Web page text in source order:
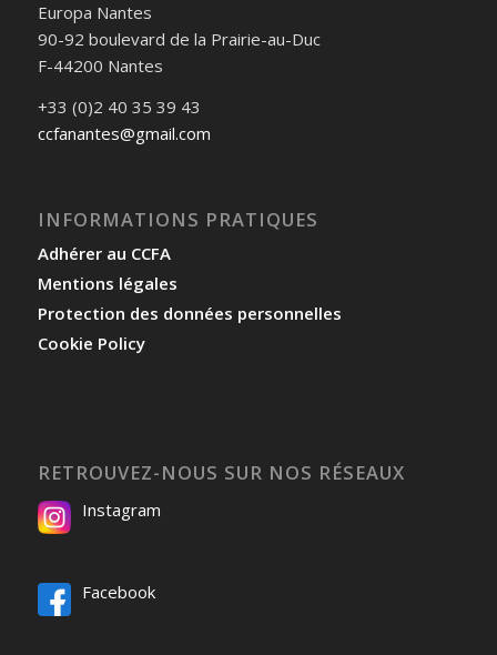
Europa Nantes
90-92 boulevard de la Prairie-au-Duc
F-44200 Nantes
+33 (0)2 40 35 39 43
ccfanantes@gmail.com
INFORMATIONS PRATIQUES
Adhérer au CCFA
Mentions légales
Protection des données personnelles
Cookie Policy
RETROUVEZ-NOUS SUR NOS RÉSEAUX
Instagram
Facebook